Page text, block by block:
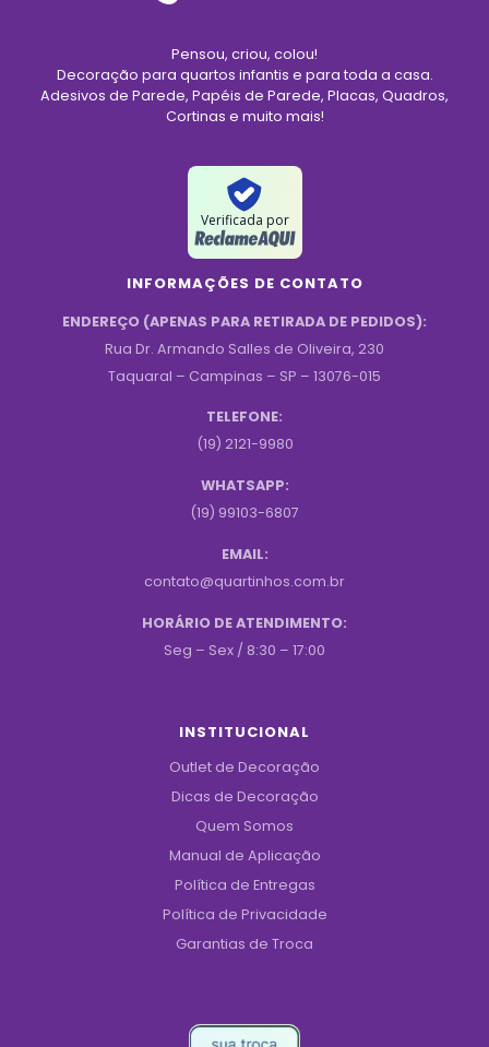
Pensou, criou, colou!
Decoração para quartos infantis e para toda a casa.
Adesivos de Parede, Papéis de Parede, Placas, Quadros,
Cortinas e muito mais!
Verificada por
INFORMAÇÕES DE CONTATO
ENDEREÇO (APENAS PARA RETIRADA DE PEDIDOS):
Rua Dr. Armando Salles de Oliveira, 230
Taquaral – Campinas – SP – 13076-015
TELEFONE:
(19) 2121-9980
WHATSAPP:
(19) 99103-6807
EMAIL:
contato@quartinhos.com.br
HORÁRIO DE ATENDIMENTO:
Seg – Sex / 8:30 – 17:00
INSTITUCIONAL
Outlet de Decoração
Dicas de Decoração
Quem Somos
Manual de Aplicação
Política de Entregas
Política de Privacidade
Garantias de Troca